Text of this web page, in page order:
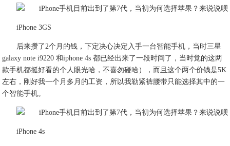
iPhone 3GS
后来攒了2个月的钱，下定决心决定入手一台智能手机，当时三星
galaxy note i9220 和iphone 4s 都已经出来了一段时间了，当时觉的这两
款手机都挺好看的个人眼光哈，不喜勿碰哈），而且这个两个价钱是5K
左右，刚好我一个月多月的工资，所以我勒紧裤腰带只能选择其中的一
个智能手机。
iPhone 4s